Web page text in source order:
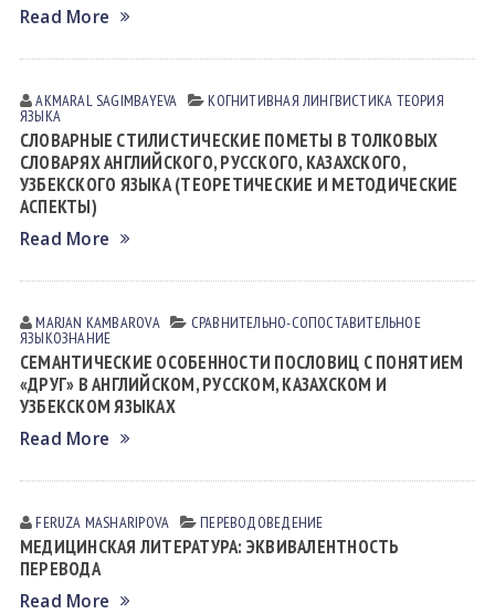
Read More
AKMARAL SAGIMBAYEVA КОГНИТИВНАЯ ЛИНГВИСТИКА ТЕОРИЯ
ЯЗЫКА
СЛОВАРНЫЕ СТИЛИСТИЧЕСКИЕ ПОМЕТЫ В ТОЛКОВЫХ
СЛОВАРЯХ АНГЛИЙСКОГО, РУССКОГО, КАЗАХСКОГО,
УЗБЕКСКОГО ЯЗЫКА (ТЕОРЕТИЧЕСКИЕ И МЕТОДИЧЕСКИЕ
АСПЕКТЫ)
Read More
MARJAN KАMBАROVА СРАВНИТЕЛЬНО-СОПОСТАВИТЕЛЬНОЕ
ЯЗЫКОЗНАНИЕ
СЕМАНТИЧЕСКИЕ ОСОБЕННОСТИ ПОСЛОВИЦ С ПОНЯТИЕМ
«ДРУГ» В АНГЛИЙСКОМ, РУССКОМ, КАЗАХСКОМ И
УЗБЕКСКОМ ЯЗЫКАХ
Read More
FERUZA MАSHАRIPOVА ПЕРЕВОДОВЕДЕНИЕ
МЕДИЦИНСКАЯ ЛИТЕРАТУРА: ЭКВИВАЛЕНТНОСТЬ
ПЕРЕВОДА
Read More